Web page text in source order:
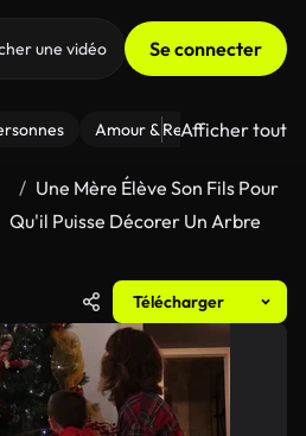
Se connecter
Amour & Relations Le
Afficher tout
Une Mère Élève Son Fils Pour
Qu'il Puisse Décorer Un Arbre
Télécharger